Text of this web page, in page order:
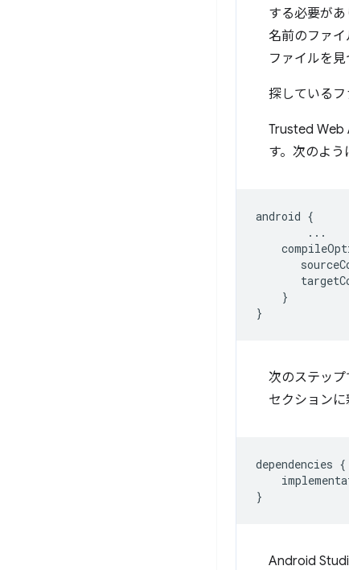
する必要が
名前のファ
ファイルを見
探している
Trusted Web
す。次のよう
android {
...
}
}
次のステッ
セクションに
dependencies {
}
Android